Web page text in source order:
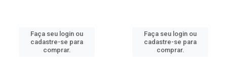
Faça seu login ou
cadastre-se para
comprar.
Faça seu login ou
cadastre-se para
comprar.